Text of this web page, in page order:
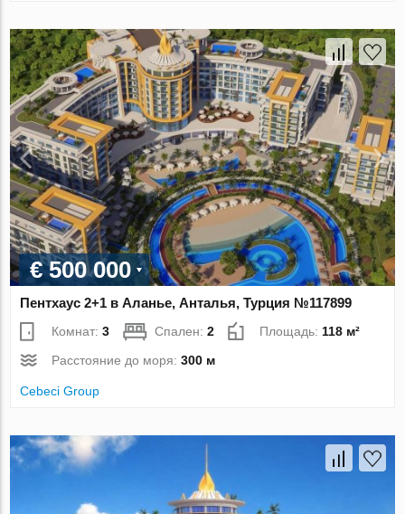
€ 500 000
Пентхаус 2+1 в Аланье, Анталья, Турция №117899
Комнат:3 Спален:2 Площадь: 118 м²
Расстояние до моря:300 м
Cebeci Group